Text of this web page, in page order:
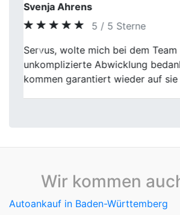
Kerstin
5 / 5 Sterne
Gut gemacht! First Car Center
defekten Wagen abgekauft und
positiv überrascht. Die
Previous
Wir kommen
Autoankauf in Baden-Württemberg